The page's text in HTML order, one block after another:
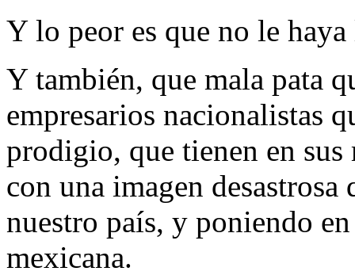
Y lo peor es que no le
Y también, que mala pata
empresarios nacionalistas
prodigio, que tienen en
con una imagen
nuestro país, y poniendo
mexicana.